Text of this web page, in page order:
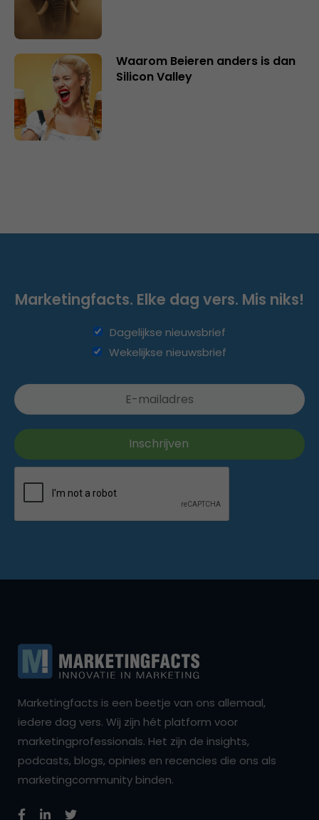
Waarom Beieren anders is dan
Silicon Valley
Marketingfacts. Elke dag vers. Mis niks!
Dagelijkse nieuwsbrief
Wekelijkse nieuwsbrief
Marketingfacts is een beetje van ons allemaal,
iedere dag vers. Wij zijn hét platform voor
marketingprofessionals. Het zijn de insights,
podcasts, blogs, opinies en recencies die ons als
marketingcommunity binden.